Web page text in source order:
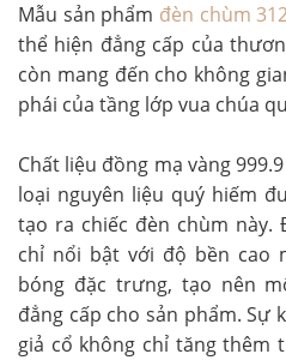
Mẫu sản phẩm đèn chùm
thể hiện đẳng cấp của
còn mang đến cho không
phái của tầng lớp vua chúa
Chất liệu đồng mạ vàng
loại nguyên liệu quý hiếm
tạo ra chiếc đèn chùm này.
chỉ nổi bật với độ bền cao
bóng đặc trưng, tạo nên
đẳng cấp cho sản phẩm.
giả cổ không chỉ tăng thêm